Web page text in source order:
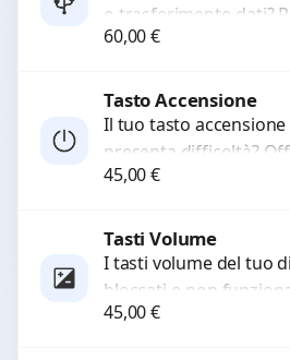
o trasferimento dati?
sostituiamo
60,00€
Procedi
Tasto Accensione
Il tuo tasto
presenta difficoltà?
professionale di
45,00€
Tasti Volume
I tasti volume del tuo
bloccati o non
servizio di riparazione
45,00€